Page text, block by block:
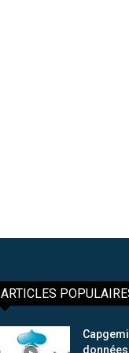
ARTICLES